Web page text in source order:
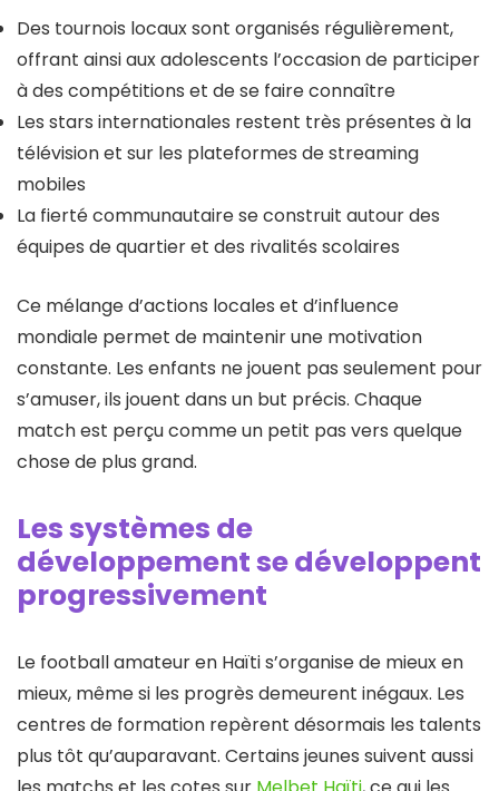
Des tournois locaux sont organisés régulièrement,
offrant ainsi aux adolescents l’occasion de participer
à des compétitions et de se faire connaître
Les stars internationales restent très présentes à la
télévision et sur les plateformes de streaming
mobiles
La fierté communautaire se construit autour des
équipes de quartier et des rivalités scolaires
Ce mélange d’actions locales et d’influence
mondiale permet de maintenir une motivation
constante. Les enfants ne jouent pas seulement pour
s’amuser, ils jouent dans un but précis. Chaque
match est perçu comme un petit pas vers quelque
chose de plus grand.
Les systèmes de
développement se développent
progressivement
Le football amateur en Haïti s’organise de mieux en
mieux, même si les progrès demeurent inégaux. Les
centres de formation repèrent désormais les talents
plus tôt qu’auparavant. Certains jeunes suivent aussi